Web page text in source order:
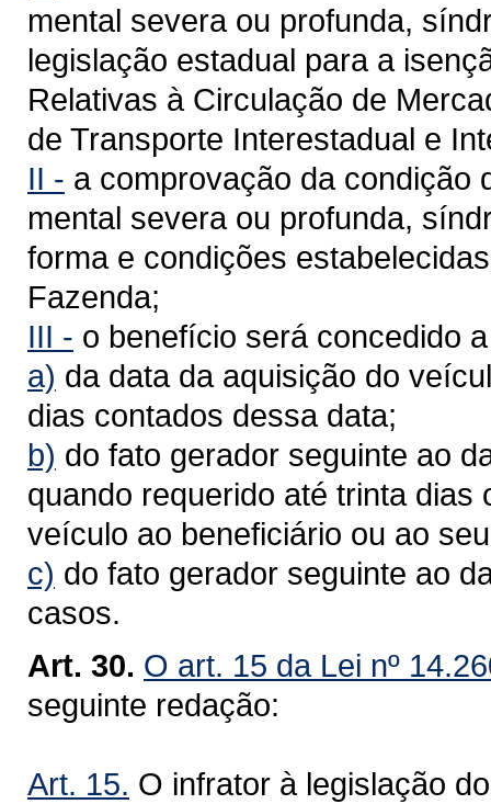
mental severa ou profunda,
legislação estadual para a
Relativas à Circulação de
de Transporte Interestadual e
II - a comprovação da condição
mental severa ou profunda,
forma e condições
Fazenda;
III - o benefício será concedido
a) da data da aquisição do
dias contados dessa data;
b) do fato gerador seguinte ao
quando requerido até trinta
veículo ao beneficiário ou ao
c) do fato gerador seguinte ao
casos.
Art. 30. O art. 15 da Lei nº
seguinte redação:
Art. 15. O infrator à legislação